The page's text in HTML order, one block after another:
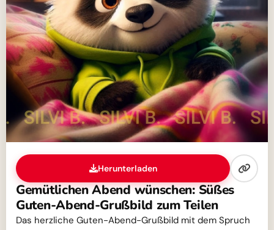
Herunterladen
Gemütlichen Abend wünschen: Süßes
Guten-Abend-Grußbild zum Teilen
Das herzliche Guten-Abend-Grußbild mit dem Spruch